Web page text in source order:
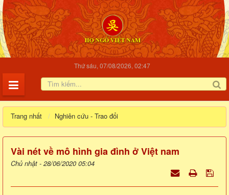
Thứ sáu, 07/08/2026, 02:47
Trang nhất Nghiên cứu - Trao đổi
Vài nét về mô hình gia đình ở Việt nam
Chủ nhật - 28/06/2020 05:04